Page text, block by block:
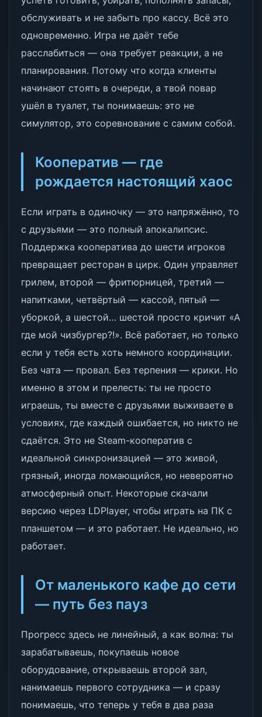
обслуживать и не забыть про кассу. Всё это
одновременно. Игра не даёт тебе
расслабиться — она требует реакции, а не
планирования. Потому что когда клиенты
начинают стоять в очереди, а твой повар
ушёл в туалет, ты понимаешь: это не
симулятор, это соревнование с самим собой.
Кооператив — где
рождается настоящий хаос
Если играть в одиночку — это напряжённо, то
с друзьями — это полный апокалипсис.
Поддержка кооператива до шести игроков
превращает ресторан в цирк. Один управляет
грилем, второй — фритюрницей, третий —
напитками, четвёртый — кассой, пятый —
уборкой, а шестой… шестой просто кричит «А
где мой чизбургер?!». Всё работает, но только
если у тебя есть хоть немного координации.
Без чата — провал. Без терпения — крики. Но
именно в этом и прелесть: ты не просто
играешь, ты вместе с друзьями выживаете в
условиях, где каждый ошибается, но никто не
сдаётся. Это не Steam-кооператив с
идеальной синхронизацией — это живой,
грязный, иногда ломающийся, но невероятно
атмосферный опыт. Некоторые скачали
версию через LDPlayer, чтобы играть на ПК с
планшетом — и это работает. Не идеально, но
работает.
От маленького кафе до сети
— путь без пауз
Прогресс здесь не линейный, а как волна: ты
зарабатываешь, покупаешь новое
оборудование, открываешь второй зал,
нанимаешь первого сотрудника — и сразу
понимаешь, что теперь у тебя в два раза